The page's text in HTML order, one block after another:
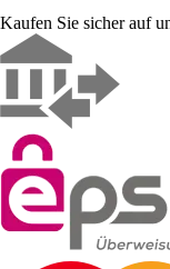
Kaufen Sie sicher auf